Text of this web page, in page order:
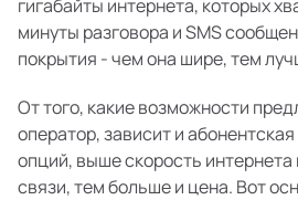
гигабайты интернета, которых
минуты разговора и SMS
покрытия - чем она шире, тем
От того, какие возможности
оператор, зависит и
опций, выше скорость интернета
связи, тем больше и цена. Вот